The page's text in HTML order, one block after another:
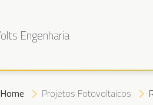
Home Projetos Fotovoltaicos